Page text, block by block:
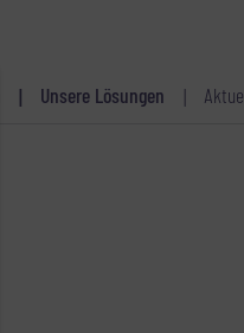
Unsere Lösungen